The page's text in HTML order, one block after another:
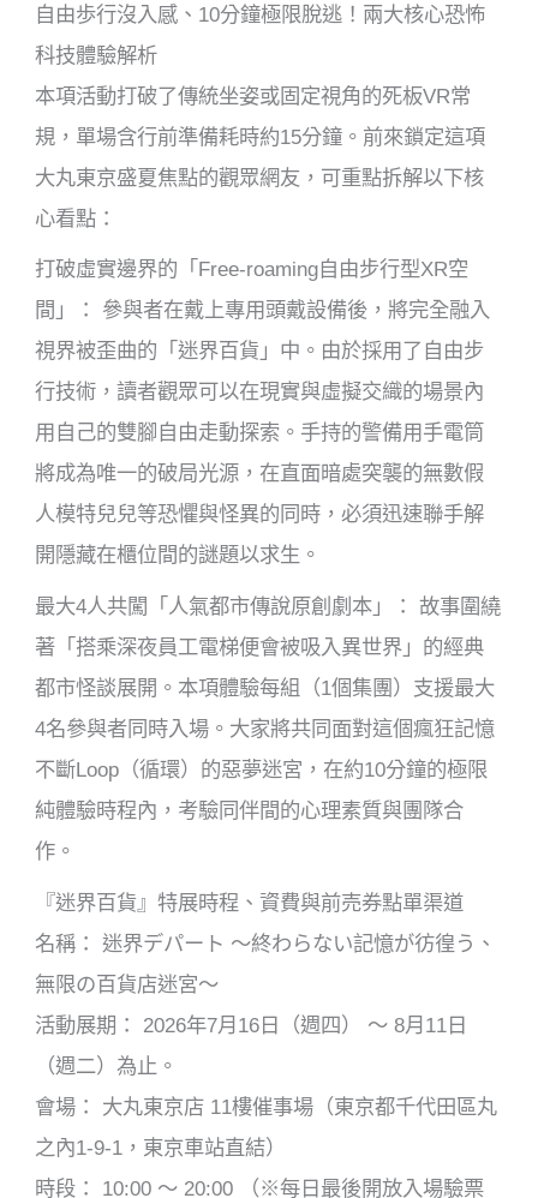
自由歩行沒入感、10分鐘極限脫逃！兩大核心恐怖
科技體驗解析
本項活動打破了傳統坐姿或固定視角的死板VR常
規，單場含行前準備耗時約15分鐘。前來鎖定這項
大丸東京盛夏焦點的觀眾網友，可重點拆解以下核
心看點：
打破虛實邊界的「Free-roaming自由步行型XR空
間」： 參與者在戴上專用頭戴設備後，將完全融入
視界被歪曲的「迷界百貨」中。由於採用了自由步
行技術，讀者觀眾可以在現實與虛擬交織的場景內
用自己的雙腳自由走動探索。手持的警備用手電筒
將成為唯一的破局光源，在直面暗處突襲的無數假
人模特兒兒等恐懼與怪異的同時，必須迅速聯手解
開隱藏在櫃位間的謎題以求生。
最大4人共闖「人氣都市傳說原創劇本」： 故事圍繞
著「搭乘深夜員工電梯便會被吸入異世界」的經典
都市怪談展開。本項體驗每組（1個集團）支援最大
4名參與者同時入場。大家將共同面對這個瘋狂記憶
不斷Loop（循環）的惡夢迷宮，在約10分鐘的極限
純體驗時程內，考驗同伴間的心理素質與團隊合
作。
『迷界百貨』特展時程、資費與前売券點單渠道
名稱： 迷界デパート ～終わらない記憶が彷徨う、
無限の百貨店迷宮～
活動展期： 2026年7月16日（週四） ～ 8月11日
（週二）為止。
會場： 大丸東京店 11樓催事場（東京都千代田區丸
之內1-9-1，東京車站直結）
時段： 10:00 ～ 20:00 （※每日最後開放入場驗票